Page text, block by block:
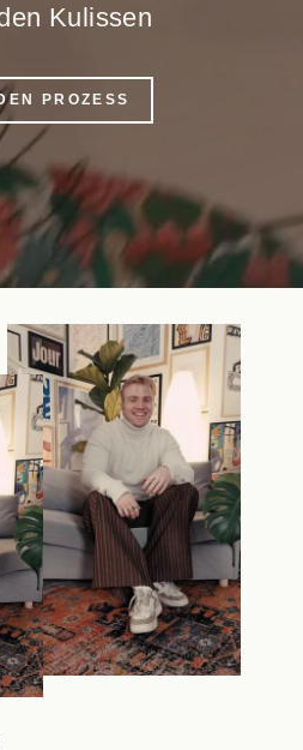
Kulissen
PROZESS